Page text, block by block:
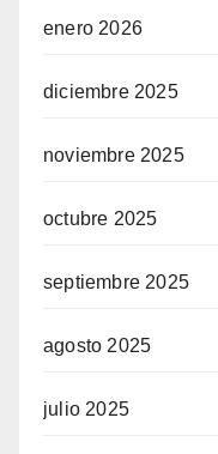
enero 2026
diciembre 2025
noviembre 2025
octubre 2025
septiembre 2025
agosto 2025
julio 2025